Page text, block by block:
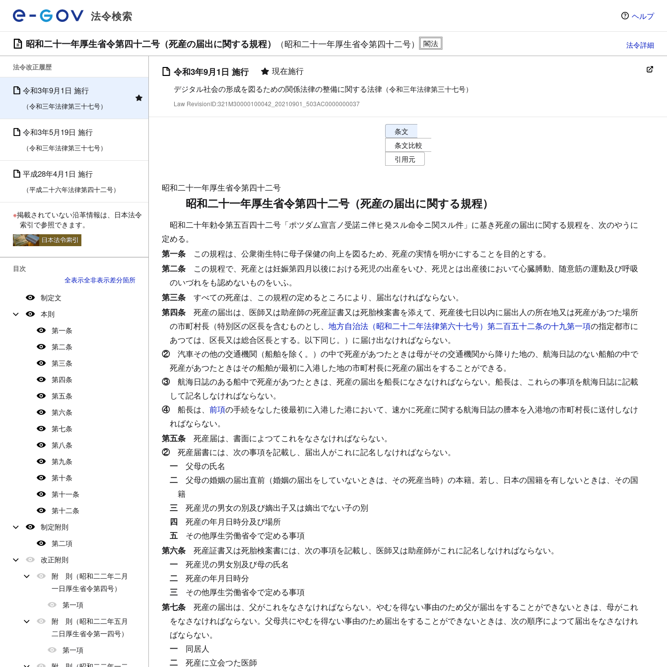
法令検索 ヘルプ
昭和二十一年厚生省令第四十二号（死産の届出に関する規程） （昭和二十一年厚生省令第四十二号） 法令詳細
法令改正履歴
令和3年9月1日 施行
（令和三年法律第三十七号）
令和3年5月19日 施行
（令和三年法律第三十七号）
平成28年4月1日 施行
（平成二十六年法律第四十二号）
※掲載されていない沿革情報は、日本法令
索引で参照できます。
目次
全表示全非表示差分箇所
制定文
本則
第一条
第二条
第三条
第四条
第五条
第六条
第七条
第八条
第九条
第十条
第十一条
第十二条
制定附則
第二項
改正附則
附 則（昭和二二年二月
一日厚生省令第四号）
第一項
附 則（昭和二二年五月
二日厚生省令第一四号）
第一項
令和3年9月1日 施行 現在施行
デジタル社会の形成を図るための関係法律の整備に関する法律 （令和三年法律第三十七号）
Law RevisionID:321M30000100042_20210901_503AC0000000037
条文表示オプション（選択すると条文の表示方法が変わります）
条文
条文比較
引用元
昭和二十一年厚生省令第四十二号
昭和二十一年厚生省令第四十二号（死産の届出に関する規程）
昭和二十年勅令第五百四十二号「ポツダム宣言ノ受諾ニ伴ヒ発スル命令ニ関スル件」に基き死産の届出に関する規程を、次のやうに
定める。
第一条 この規程は、公衆衛生特に母子保健の向上を図るため、死産の実情を明かにすることを目的とする。
第二条 この規程で、死産とは妊娠第四月以後における死児の出産をいひ、死児とは出産後において心臓膊動、随意筋の運動及び呼吸
のいづれをも認めないものをいふ。
第三条 すべての死産は、この規程の定めるところにより、届出なければならない。
第四条 死産の届出は、医師又は助産師の死産証書又は死胎検案書を添えて、死産後七日以内に届出人の所在地又は死産があつた場所
の市町村長（特別区の区長を含むものとし、 地方自治法（昭和二十二年法律第六十七号）第二百五十二条の十九第一項の指定都市に
あつては、区長又は総合区長とする。以下同じ。）に届け出なければならない。
② 汽車その他の交通機関（船舶を除く。）の中で死産があつたときは母がその交通機関から降りた地の、航海日誌のない船舶の中で
死産があつたときはその船舶が最初に入港した地の市町村長に死産の届出をすることができる。
③ 航海日誌のある船中で死産があつたときは、死産の届出を船長になさなければならない。 船長は、これらの事項を航海日誌に記載
して記名しなければならない。
④ 船長は、 前項の手続をなした後最初に入港した港において、速かに死産に関する航海日誌の謄本を入港地の市町村長に送付しなけ
ればならない。
第五条 死産届は、書面によつてこれをなさなければならない。
② 死産届書には、次の事項を記載し、届出人がこれに記名しなければならない。
一 父母の氏名
二 父母の婚姻の届出直前（婚姻の届出をしていないときは、その死産当時）の本籍。 若し、日本の国籍を有しないときは、その国
籍
三 死産児の男女の別及び嫡出子又は嫡出でない子の別
四 死産の年月日時分及び場所
五 その他厚生労働省令で定める事項
第六条 死産証書又は死胎検案書には、次の事項を記載し、医師又は助産師がこれに記名しなければならない。
一 死産児の男女別及び母の氏名
二 死産の年月日時分
三 その他厚生労働省令で定める事項
第七条 死産の届出は、父がこれをなさなければならない。 やむを得ない事由のため父が届出をすることができないときは、母がこれ
をなさなければならない。 父母共にやむを得ない事由のため届出をすることができないときは、次の順序によつて届出をなさなけれ
ばならない。
一 同居人
二 死産に立会つた医師